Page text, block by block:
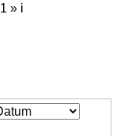
» i